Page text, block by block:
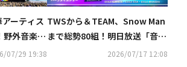
ーティス
野外音楽フ
ABEMAに
07/29 19:38
TWSから＆TEAM、Snow Man
まで総勢80組！明日放送「音楽
の日2026」タイムテーブルと歌
2026/07/17 12:08